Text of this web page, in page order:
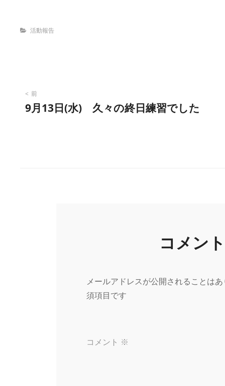
Categories
活動報告
投
前
9月13日(水) 久々の終日練習でした
コメン
メールアドレスが公開されることは
須項目です
コメント ※